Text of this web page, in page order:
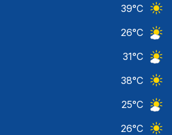
39°C
26°C
31°C
38°C
25°C
26°C